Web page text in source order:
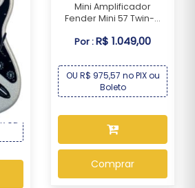
ou
Mini Amplificador
Fender Mini 57 Twin-...
Por :R$ 1.049,00
OU R$ 975,57 no PIX ou
Boleto
Comprar